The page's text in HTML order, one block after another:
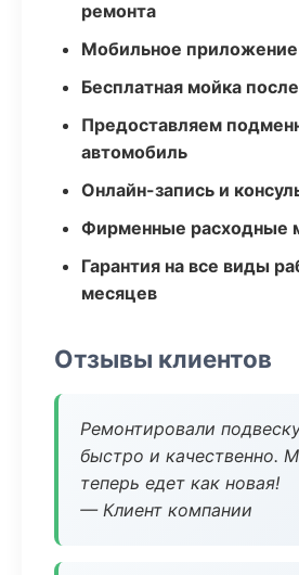
ремонта
Мобильное приложение
Бесплатная мойка
Предоставляем
автомобиль
Онлайн-запись и
Фирменные расходные
Гарантия на все виды
месяцев
Отзывы клиентов
Ремонтировали
быстро и качественно.
теперь едет как новая!
— Клиент компании